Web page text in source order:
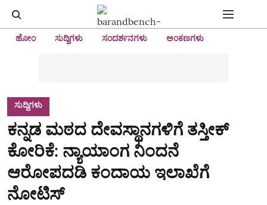
ಹೋಂ ಸುದ್ದಿಗಳು ಸಂದರ್ಶನಗಳು ಅಂಕಣಗಳು
ಸುದ್ದಿಗಳು
ಕನ್ನಡ ಮಠದ ದೇವಸ್ಥಾನಗಳಿಗೆ ತಸ್ತೀಕ್‌
ಕೋರಿಕೆ: ನ್ಯಾಯಾಂಗ ನಿಂದನೆ
ಆರೋಪದಡಿ ಕಂದಾಯ ಇಲಾಖೆಗೆ
ನೋಟಿಸ್‌